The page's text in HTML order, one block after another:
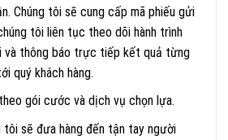
Chúng tôi sẽ cung cấp mã phiếu gửi
tôi liên tục theo dõi hành trình
và thông báo trực tiếp kết quả từng
quý khách hàng.
gói cước và dịch vụ chọn lựa.
tôi sẽ đưa hàng đến tận tay người